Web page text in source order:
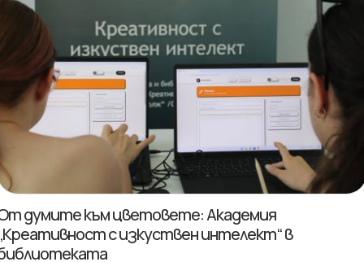
думите към цветовете: Академия
с изкуствен интелект“ в